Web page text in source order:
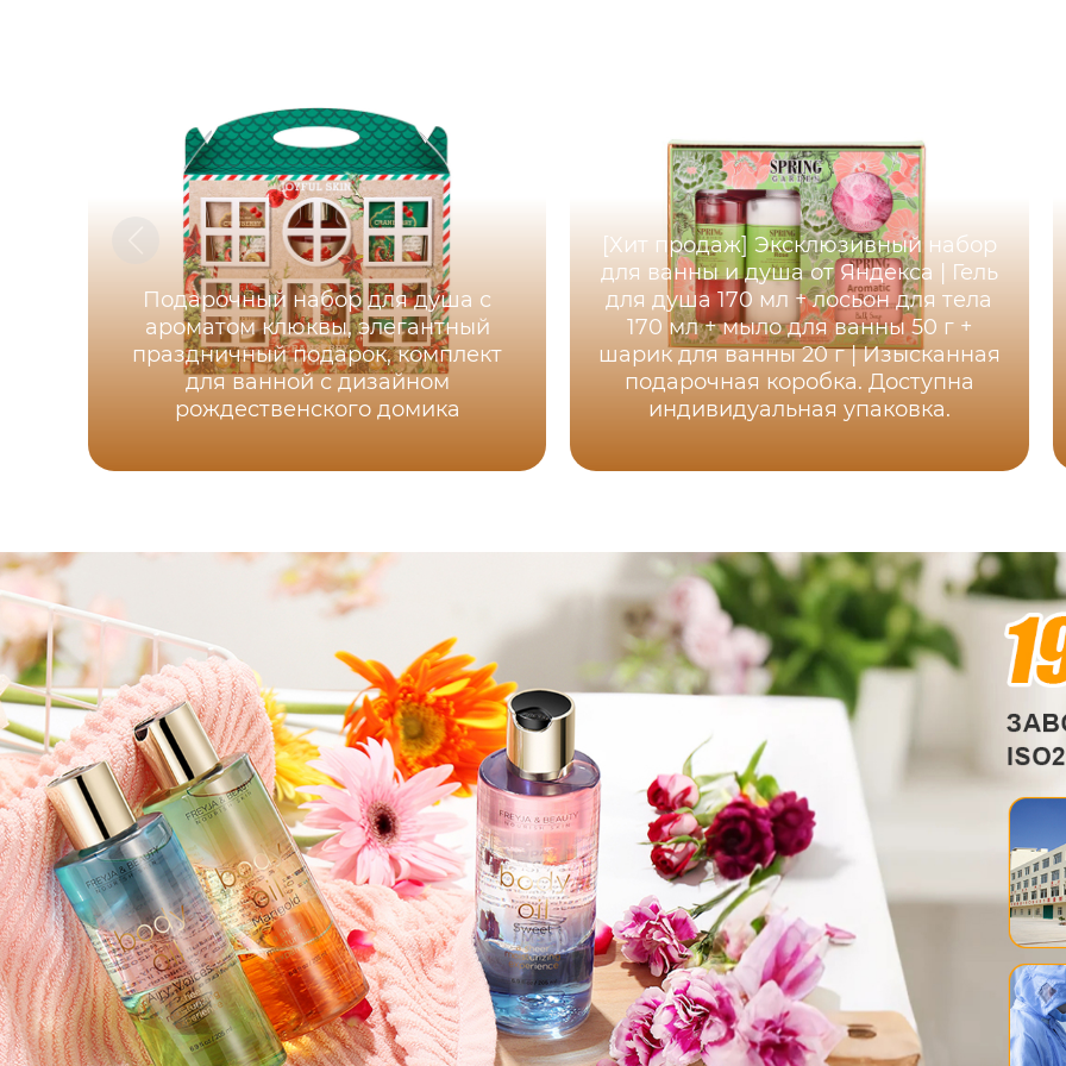
Подарочный набор для душа с
ароматом клюквы, элегантный
праздничный подарок, комплект
для ванной с дизайном
рождественского домика
[Хит продаж] Эксклюзивный набор
для ванны и душа от Яндекса | Гель
для душа 170 мл + лосьон для тела
170 мл + мыло для ванны 50 г +
шарик для ванны 20 г | Изысканная
подарочная коробка. Доступна
индивидуальная упаковка.